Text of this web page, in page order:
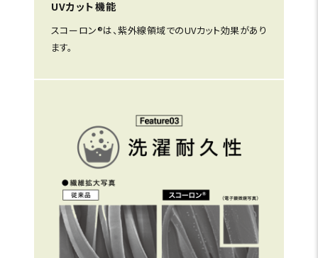
UVカット機能
スコーロン®は、紫外線領域でのUVカット効果があり
ます。